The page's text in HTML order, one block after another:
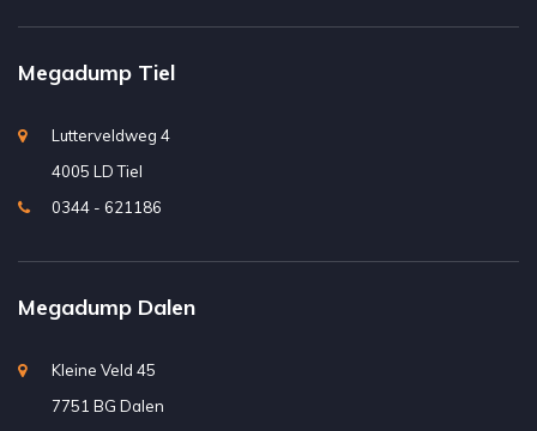
Megadump Tiel
Lutterveldweg 4
4005 LD Tiel
0344 - 621186
Megadump Dalen
Kleine Veld 45
7751 BG Dalen